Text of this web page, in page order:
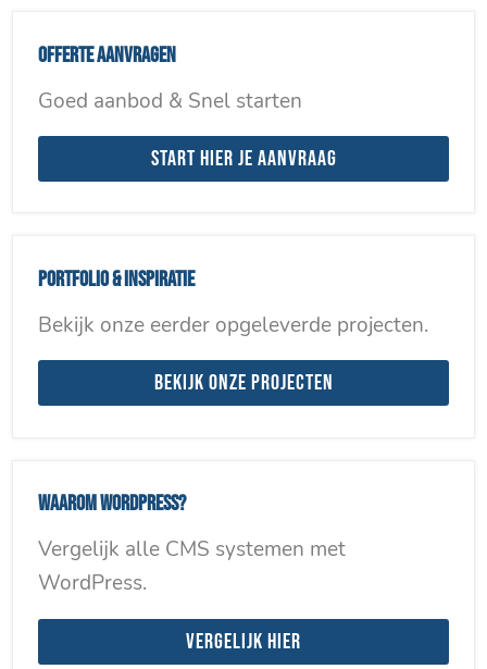
Offerte aanvragen
Goed aanbod & Snel starten
Start hier je aanvraag
Portfolio & inspiratie
Bekijk onze eerder opgeleverde projecten.
Bekijk onze projecten
Waarom WordPress?
Vergelijk alle CMS systemen met
WordPress.
Vergelijk hier